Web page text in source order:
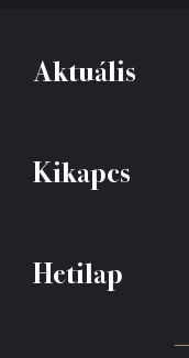
Aktuális
Kikapcs
Hetilap